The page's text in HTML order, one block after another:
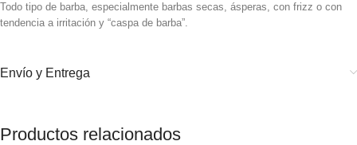
Todo tipo de barba, especialmente barbas secas, ásperas, con frizz o con
tendencia a irritación y “caspa de barba”.
Envío y Entrega
Productos relacionados